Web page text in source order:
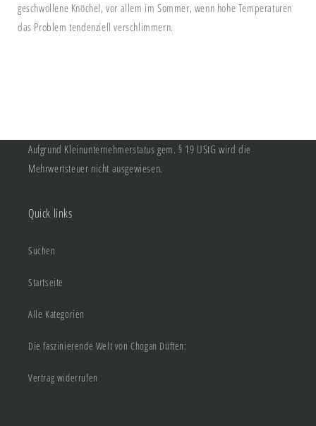
geschwollene Knöchel, vor allem im Sommer, wenn hohe Temperaturen
das Problem tendenziell verschlimmern.
Aufgrund Kleinunternehmerstatus gem. § 19 UStG wird die
Mehrwertsteuer nicht ausgewiesen.
Quick links
Suchen
Startseite
Alle Kategorien
Die faszinierende Welt von Chogan Düften:
Vertrag widerrufen